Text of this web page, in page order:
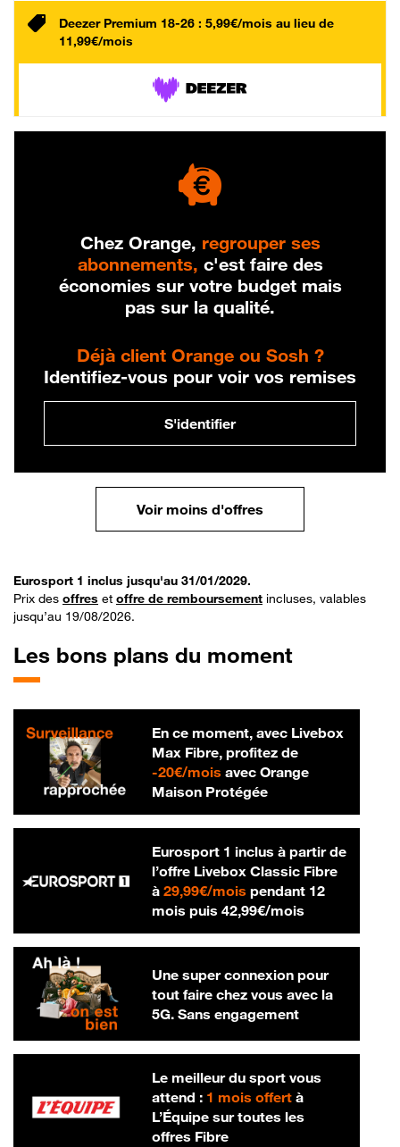
Deezer Premium 18-26 : 5,99€/mois au lieu de
11,99€/mois
Chez Orange, regrouper ses
abonnements, c'est faire des
économies sur votre budget mais
pas sur la qualité.
Déjà client Orange ou Sosh ?
Identifiez-vous pour voir vos remises
S'identifier
Voir moins d'offres
Eurosport 1 inclus jusqu'au 31/01/2029.
Prix des offres et offre de remboursement incluses, valables
jusqu’au 19/08/2026.
Les bons plans du moment
En ce moment, avec Livebox
Max Fibre, profitez de
-20€/mois20 € par mois
avec Orange
Maison Protégée
Eurosport 1 inclus à partir de
l’offre Livebox Classic Fibre
à 29,99€/mois29,99 € par mois
pendant 12
mois puis 42,99€/mois42,99 € par
Une super connexion pour
tout faire chez vous avec la
5G. Sans engagement
Le meilleur du sport vous
attend : 1 mois offertà
L’Équipe sur toutes les
offres Fibre